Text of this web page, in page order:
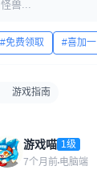
怪兽...
免费领取 喜加一
游戏指南
游戏喵 1级
7个月前 电脑端